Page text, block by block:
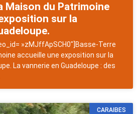
Maison du Patrimoine
sur la
»zMJffApSCH0″]Basse-Terre
accueille une exposition sur la
La vannerie en Guadeloupe : des
CARAIBES